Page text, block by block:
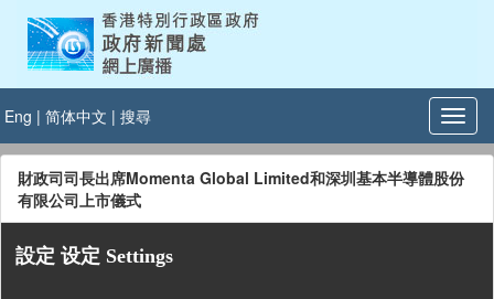
Eng | 简体中文 | 搜尋
財政司司長出席Momenta Global Limited和深圳基本半導體股份
有限公司上市儀式